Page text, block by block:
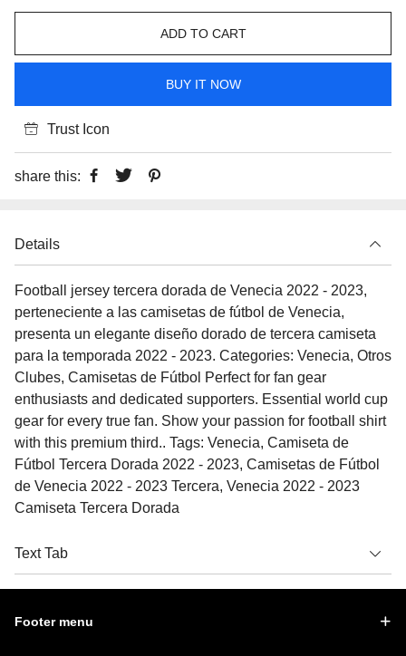
ADD TO CART
BUY IT NOW
Trust Icon
share this:
Details
Football jersey tercera dorada de Venecia 2022 - 2023,
perteneciente a las camisetas de fútbol de Venecia,
presenta un elegante diseño dorado de tercera camiseta
para la temporada 2022 - 2023. Categories: Venecia, Otros
Clubes, Camisetas de Fútbol Perfect for fan gear
enthusiasts and dedicated supporters. Essential world cup
gear for every true fan. Show your passion for football shirt
with this premium third.. Tags: Venecia, Camiseta de
Fútbol Tercera Dorada 2022 - 2023, Camisetas de Fútbol
de Venecia 2022 - 2023 Tercera, Venecia 2022 - 2023
Camiseta Tercera Dorada
Text Tab
Footer menu